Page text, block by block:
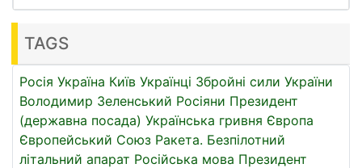
TAGS
Росія Україна Київ Українці Збройні сили України
Володимир Зеленський Росіяни Президент
(державна посада) Українська гривня Європа
Європейський Союз Ракета. Безпілотний
літальний апарат Російська мова Президент